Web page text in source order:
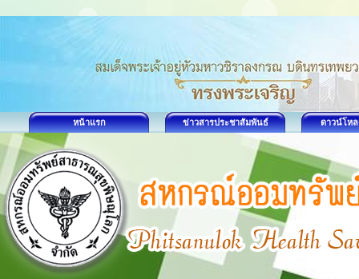
หน้าแรก ข่าวสารประชาสัมพันธ์ ดาวน์โห